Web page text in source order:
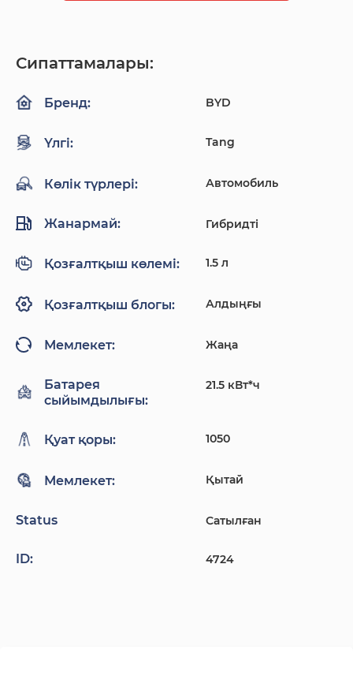
Сипаттамалары:
Бренд: BYD
Үлгі: Tang
Көлік түрлері: Автомобиль
Жанармай: Гибридті
Қозғалтқыш көлемі: 1.5 л
Қозғалтқыш блогы: Алдыңғы
Мемлекет: Жаңа
Батарея
сыйымдылығы:
21.5 кВт*ч
Қуат қоры: 1050
Мемлекет: Қытай
Status Сатылған
ID: 4724